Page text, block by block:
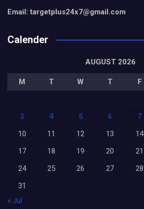
Email: targetplus24x7@gmail.com
Calender
AUGUST 2026
M T W T F
3
4 5 6 7
10
11 12 13 14
17
18 19 20 21
24
25 26 27 28
31
« Jul